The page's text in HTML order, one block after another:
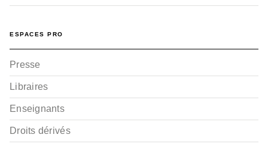
ESPACES PRO
Presse
Libraires
Enseignants
Droits dérivés